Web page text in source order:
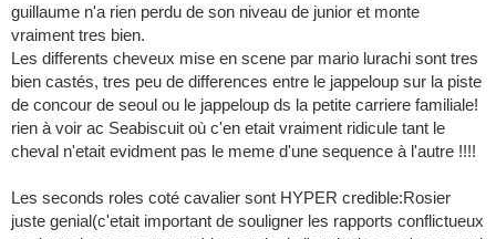
guillaume n'a rien perdu de son niveau de junior et monte
vraiment tres bien.
Les differents cheveux mise en scene par mario lurachi sont tres
bien castés, tres peu de differences entre le jappeloup sur la piste
de concour de seoul ou le jappeloup ds la petite carriere familiale!
rien à voir ac Seabiscuit où c'en etait vraiment ridicule tant le
cheval n'etait evidment pas le meme d'une sequence à l'autre !!!!
Les seconds roles coté cavalier sont HYPER credible:Rosier
juste genial(c'etait important de souligner les rapports conflictueux